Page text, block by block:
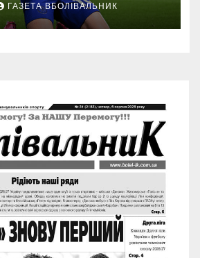
ГАЗЕТА ВБОЛІВАЛЬНИК